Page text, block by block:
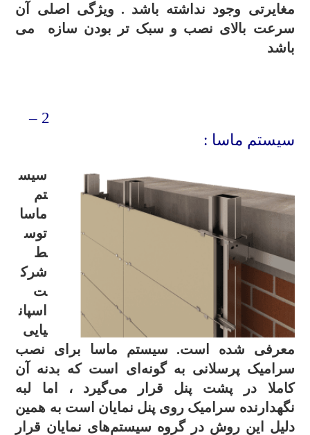
مغایرتی وجود نداشته باشد . ویژگی اصلی آن
سرعت بالای نصب و سبک تر بودن سازه می
باشد
2 –
سیستم ماسا :
سیس
تم
ماسا
توس
ط
شرک
ت
اسپان
یایی
معرفی شده است. سیستم ماسا برای نصب
سرامیک پرسلانی به گونه‌ای است که بدنه آن
کاملا در پشت پنل قرار می‌گیرد ، اما لبه
نگهدارنده سرامیک روی پنل نمایان است به همین
دلیل این روش در گروه سیستم‌های نمایان قرار